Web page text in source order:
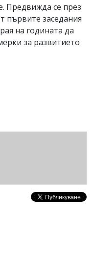
Предвижда се през
първите заседания
на годината да
за развитието